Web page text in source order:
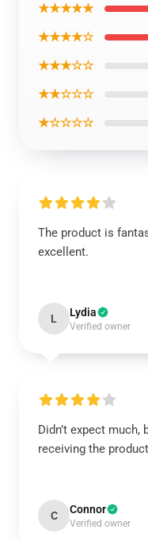
★★★★★
★★★★☆
★★★☆☆
★★☆☆☆
★☆☆☆☆
The product is
excellent.
L Lydia
Verified owner
Didn’t expect
receiving the
C Connor
Verified owner